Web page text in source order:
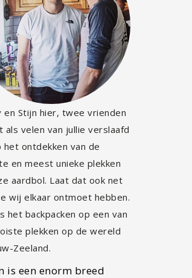
en Stijn hier, twee vrienden
als velen van jullie verslaafd
het ontdekken van de
en meest unieke plekken
aardbol. Laat dat ook net
wij elkaar ontmoet hebben.
het backpacken op een van
plekken op de wereld
Zeeland.
is een enorm breed